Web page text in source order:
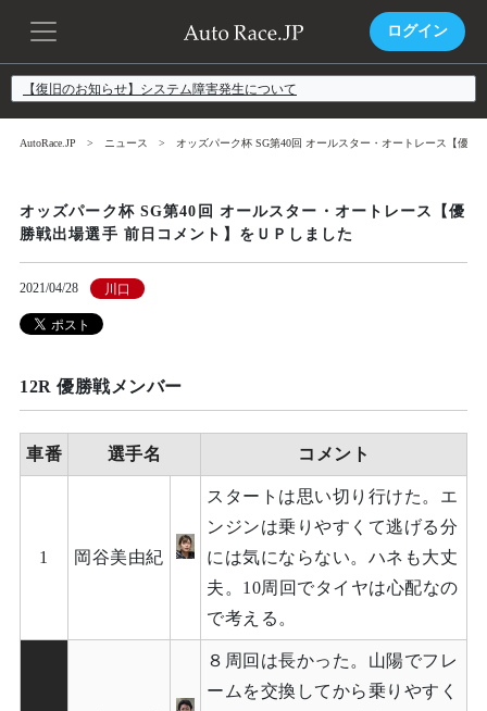
ログイン
【復旧のお知らせ】システム障害発生について
AutoRace.JP ニュース オッズパーク杯 SG第40回 オールスター・オートレース【優
オッズパーク杯 SG第40回 オールスター・オートレース【優
勝戦出場選手 前日コメント】をＵＰしました
2021/04/28 川口
12R 優勝戦メンバー
車番 選手名 コメント
1 岡谷美由紀
スタートは思い切り行けた。エ
ンジンは乗りやすくて逃げる分
には気にならない。ハネも大丈
夫。10周回でタイヤは心配なの
で考える。
８周回は長かった。山陽でフレ
ームを交換してから乗りやすく